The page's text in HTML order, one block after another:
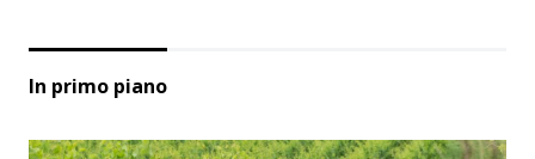
In primo piano